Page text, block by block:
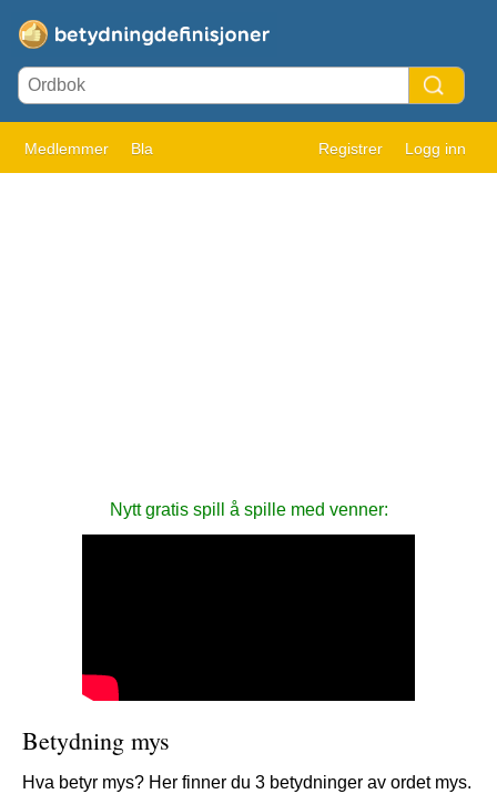
Medlemmer Bla Registrer Logg inn
Nytt gratis spill å spille med venner:
Betydning mys
Hva betyr mys? Her finner du 3 betydninger av ordet mys.